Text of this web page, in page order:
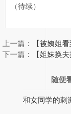
（待续）
上一篇：
【被姨姐
下一篇：
【姐妹换夫
随便
和女同学的刺